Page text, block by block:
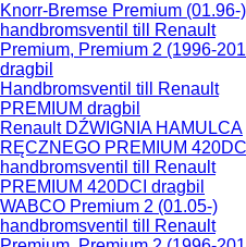
Knorr-Bremse Premium (01.96-)
handbromsventil till Renault
Premium, Premium 2 (1996-
dragbil
Handbromsventil till Renault
PREMIUM dragbil
Renault DŹWIGNIA HAMULCA
RĘCZNEGO PREMIUM 420DCI
handbromsventil till Renault
PREMIUM 420DCI dragbil
WABCO Premium 2 (01.05-)
handbromsventil till Renault